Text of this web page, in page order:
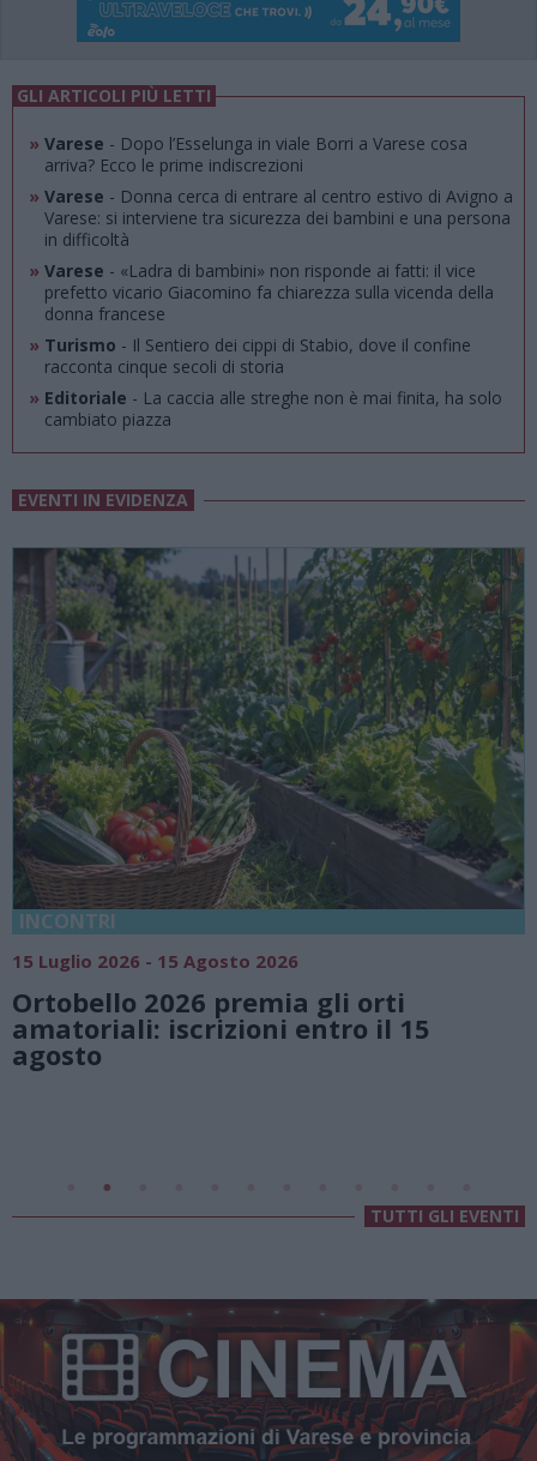
GLI ARTICOLI PIÙ LETTI
» Varese - Dopo l’Esselunga in viale Borri a Varese cosa
arriva? Ecco le prime indiscrezioni
» Varese - Donna cerca di entrare al centro estivo di Avigno a
Varese: si interviene tra sicurezza dei bambini e una persona
in difficoltà
» Varese - «Ladra di bambini» non risponde ai fatti: il vice
prefetto vicario Giacomino fa chiarezza sulla vicenda della
donna francese
» Turismo - Il Sentiero dei cippi di Stabio, dove il confine
racconta cinque secoli di storia
» Editoriale - La caccia alle streghe non è mai finita, ha solo
cambiato piazza
EVENTI IN EVIDENZA
18 Luglio 2026 - 15 Agosto 2026
Vivi l’estate a Villa Fogazzaro Roi.
natura e atmosfere senza tempo
Lago di Lugano
TUTTI GLI EVENTI